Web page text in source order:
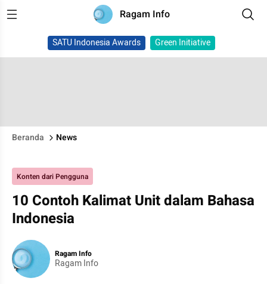
Ragam Info
SATU Indonesia Awards Green Initiative
Beranda News
Konten dari Pengguna
10 Contoh Kalimat Unit dalam Bahasa
Indonesia
Ragam Info
Ragam Info